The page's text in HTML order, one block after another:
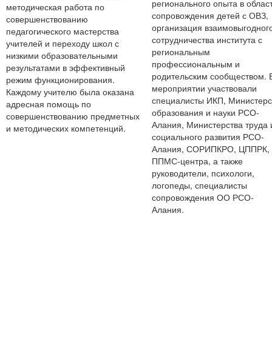
методическая работа по
совершенствованию
педагогического мастерства
учителей и переходу школ с
низкими образовательными
результатами в эффективный
режим функционирования.
Каждому учителю была оказана
адресная помощь по
совершенствованию предметных
и методических компетенций.
регионального опыта в
сопровождения детей с ОВЗ,
организация
сотрудничества института с
региональным
профессиональным и
родительским сообществом.
мероприятии участвовали
специалисты ИКП,
образования и науки РСО-
Алания, Министерства труда
социального развития РСО-
Алания, СОРИПКРО, ЦППРК,
ППМС-центра, а также
руководители, психологи,
логопеды, специалисты
сопровождения ОО РСО-
Алания.